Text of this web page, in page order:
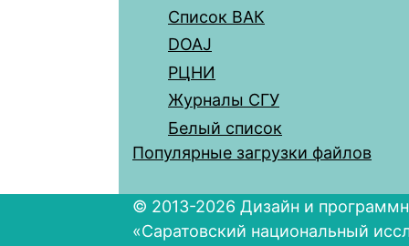
Список ВАК
DOAJ
РЦНИ
Журналы СГУ
Белый список
Популярные загрузки файлов
© 2013-2026 Дизайн и
«Саратовский национальный